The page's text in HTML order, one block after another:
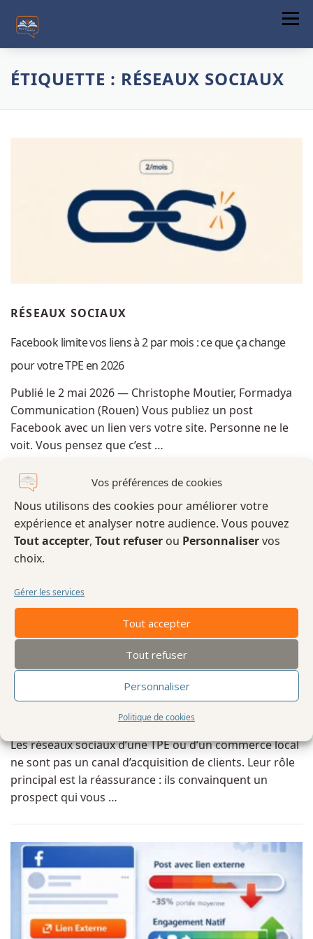
Vos préférences de cookies
Nous utilisons des cookies pour améliorer votre
expérience et analyser notre audience. Vous pouvez
Tout accepter, Tout refuser ou Personnaliservos
choix.
Gérer les services
Tout accepter
Tout refuser
Personnaliser
Politique de cookies
Menu
COMMUNICATION DIGITALE
ACTUALITÉS
CONTACT
ÉTIQUETTE : RÉSEAUX SOCIAUX
RÉSEAUX SOCIAUX
Facebook limite vos liens à 2 par mois : ce que ça change
pour votre TPE en 2026
Publié le 2 mai 2026 — Christophe Moutier, Formadya
Communication (Rouen) Vous publiez un post
Facebook avec un lien vers votre site. Personne ne le
voit. Vous pensez que c’est …
RÉSEAUX SOCIAUX
Réseaux sociaux et TPE : pourquoi vos posts ne génèrent
pas de clients (et que faire à la place)
Les réseaux sociaux d’une TPE ou d’un commerce local
ne sont pas un canal d’acquisition de clients. Leur rôle
principal est la réassurance : ils convainquent un
prospect qui vous …